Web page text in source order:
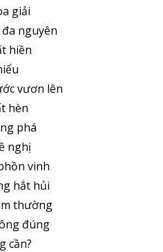
giải
nguyên
hiền
vươn lên
hèn
phá
nghị
vinh
hắt hủi
thường
đúng
cần?